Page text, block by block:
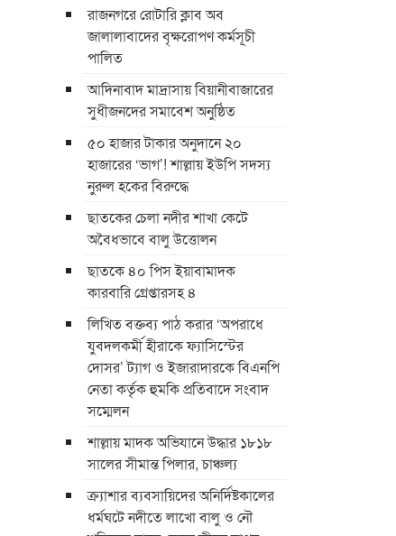
রাজনগরে রোটারি ক্লাব অব
জালালাবাদের বৃক্ষরোপণ কর্মসূচী
পালিত
আদিনাবাদ মাদ্রাসায় বিয়ানীবাজারের
সুধীজনদের সমাবেশ অনুষ্ঠিত
৫০ হাজার টাকার অনুদানে ২০
হাজারের ‘ভাগ’! শাল্লায় ইউপি সদস্য
নুরুল হকের বিরুদ্ধে
ছাতকের চেলা নদীর শাখা কেটে
অবৈধভাবে বালু উত্তোলন
ছাতকে ৪০ পিস ইয়াবামাদক
কারবারি গ্রেপ্তারসহ ৪
লিখিত বক্তব্য পাঠ করার ‘অপরাধে
যুবদলকর্মী হীরাকে ফ্যাসিস্টের
দোসর’ ট্যাগ ও ইজারাদারকে বিএনপি
নেতা কর্তৃক হুমকি প্রতিবাদে সংবাদ
সম্মেলন
শাল্লায় মাদক অভিযানে উদ্ধার ১৮১৮
সালের সীমান্ত পিলার, চাঞ্চল্য
ক্র্যাশার ব্যবসায়িদের অনির্দিষ্টকালের
ধর্মঘটে নদীতে লাখো বালু ও নৌ